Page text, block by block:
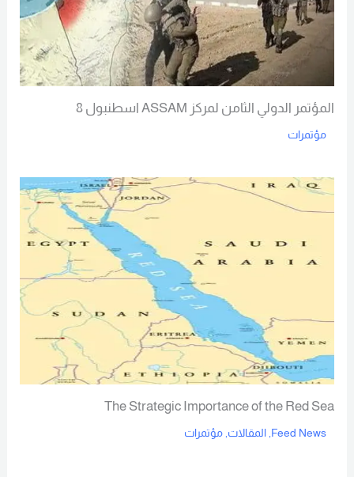
المؤتمر الدولي الثامن لمركز ASSAM اسطنبول 8
مؤتمرات
The Strategic Importance of the Red Sea
Feed News
, المقالات, مؤتمرات